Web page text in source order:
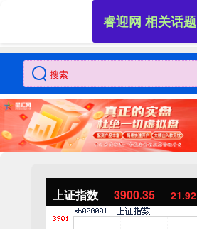
上证指数 3900.35 21.92
睿迎网 相关话题